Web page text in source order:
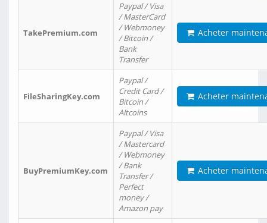
TakePremium.com
Paypal / Visa
/ MasterCard
/ Webmoney
/ Bitcoin /
Bank
Transfer
Acheter
FileSharingKey.com
Paypal /
Credit Card /
Bitcoin /
Altcoins
Acheter
BuyPremiumKey.com
Paypal / Visa
/ Mastercard
/ Webmoney
/ Bank
Transfer /
Perfect
money /
Amazon pay
Acheter